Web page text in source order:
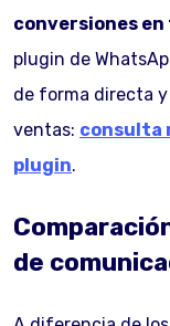
conversiones
plugin de
de forma directa
ventas: consulta
plugin.
de